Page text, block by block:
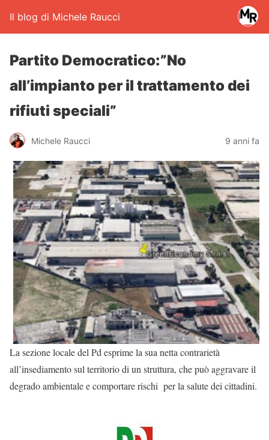
Il blog di Michele Raucci
Partito Democratico:”No
all’impianto per il trattamento dei
rifiuti speciali”
Michele Raucci 9 anni fa
La sezione locale del Pd esprime la sua netta contrarietà
all’insediamento sul territorio di un struttura, che può aggravare il
degrado ambientale e comportare rischi per la salute dei cittadini.